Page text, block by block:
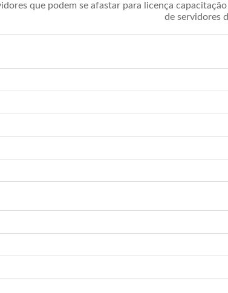
que podem se afastar para licença
de servidores